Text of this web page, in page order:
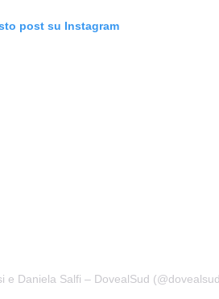
post su Instagram
e Daniela Salfi – DovealSud